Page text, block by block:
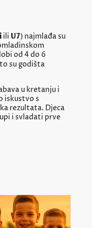
ili U7) najmlađa su
od 4 do 6
to su godišta
u kretanju i
iskustvo s
rezultata. Djeca
i svladati prve